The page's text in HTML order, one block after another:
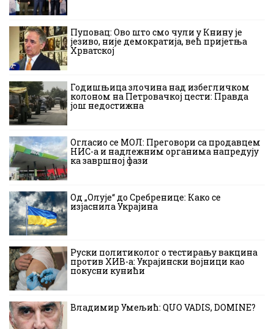
Пуповац: Ово што смо чули у Книну је
језиво, није демократија, већ пријетња
Хрватској
Годишњица злочина над избегличком
колоном на Петровачкој цести: Правда
још недостижна
Огласио се МОЛ: Преговори са продавцем
НИС-а и надлежним органима напредују
ка завршној фази
Од „Олује“ до Сребренице: Како се
изјаснила Украјина
Руски политиколог о тестирању вакцина
против ХИВ-а: Украјински војници као
покусни кунићи
Владимир Умељић: QUO VADIS, DOMINE?